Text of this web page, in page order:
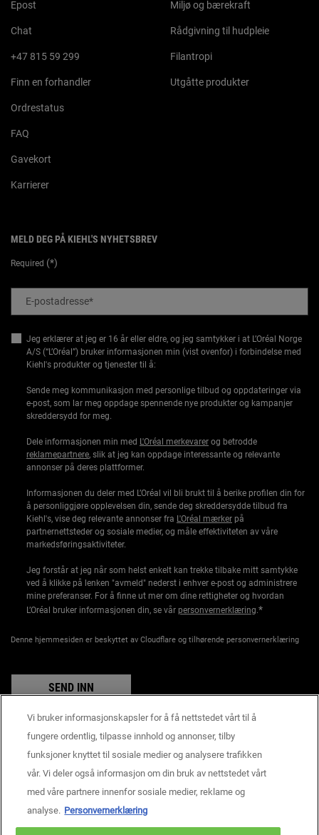
Epost
Chat
+47 815 59 299
Finn en forhandler
Ordrestatus
FAQ
Gavekort
Karrierer
Miljø og bærekraft
Rådgivning til hudpleie
Filantropi
Utgåtte produkter
MELD DEG PÅ KIEHL'S NYHETSBREV
Required (*)
E-postadresse*
Jeg erklærer at jeg er 16 år eller eldre, og jeg samtykker i at L’Oréal Norge
A/S (“L’Oréal”) bruker informasjonen min (vist ovenfor) i forbindelse med
Kiehl's produkter og tjenester til å:
Sende meg kommunikasjon med personlige tilbud og oppdateringer via
e-post, som lar meg oppdage spennende nye produkter og kampanjer
skreddersydd for meg.
Dele informasjonen min med L'Oréal merkevarer og betrodde
reklamepartnere, slik at jeg kan oppdage interessante og relevante
annonser på deres plattformer.
Informasjonen du deler med L’Oréal vil bli brukt til å berike profilen din for
å personliggjøre opplevelsen din, sende deg skreddersydde tilbud fra
Kiehl's, vise deg relevante annonser fra L'Oréal mærker på
partnernettsteder og sosiale medier, og måle effektiviteten av våre
markedsføringsaktiviteter.
Jeg forstår at jeg når som helst enkelt kan trekke tilbake mitt samtykke
ved å klikke på lenken "avmeld" nederst i enhver e-post og administrere
mine preferanser. For å finne ut mer om dine rettigheter og hvordan
L’Oréal bruker informasjonen din, se vår personvernerklæring.*
Denne hjemmesiden er beskyttet av Cloudflare og tilhørende personvernerklæring
SEND INN
Produsentinformasjon
KIEHL'S
14, rue Royale - 75008 Paris France
consumercare@dk.oaccare.com
BETALINGSINNSTILLINGER
Vi bruker informasjonskapsler for å få nettstedet vårt til å
fungere ordentlig, tilpasse innhold og annonser, tilby
funksjoner knyttet til sosiale medier og analysere trafikken
vår. Vi deler også informasjon om din bruk av nettstedet vårt
med våre partnere innenfor sosiale medier, reklame og
analyse. Personvernerklæring